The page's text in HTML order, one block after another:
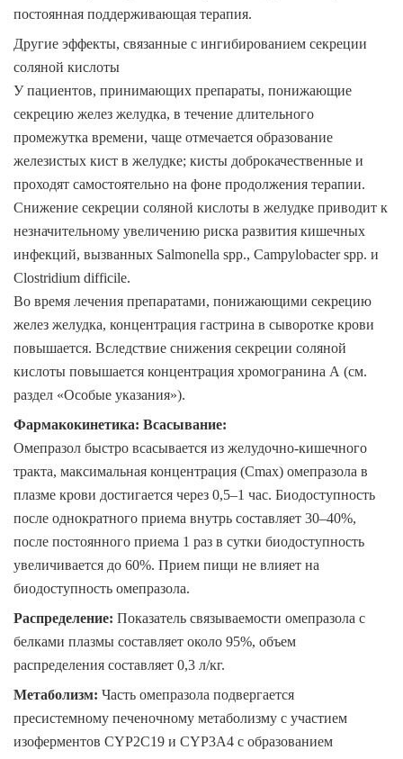
постоянная поддерживающая терапия.
Другие эффекты, связанные с ингибированием секреции
соляной кислоты
У пациентов, принимающих препараты, понижающие
секрецию желез желудка, в течение длительного
промежутка времени, чаще отмечается образование
железистых кист в желудке; кисты доброкачественные и
проходят самостоятельно на фоне продолжения терапии.
Снижение секреции соляной кислоты в желудке приводит к
незначительному увеличению риска развития кишечных
инфекций, вызванных Salmonella spp., Сampylobacter spp. и
Clostridium difficile.
Во время лечения препаратами, понижающими секрецию
желез желудка, концентрация гастрина в сыворотке крови
повышается. Вследствие снижения секреции соляной
кислоты повышается концентрация хромогранина А (см.
раздел «Особые указания»).
Фармакокинетика: Всасывание:
Омепразол быстро всасывается из желудочно-кишечного
тракта, максимальная концентрация (Cmax) омепразола в
плазме крови достигается через 0,5–1 час. Биодоступность
после однократного приема внутрь составляет 30–40%,
после постоянного приема 1 раз в сутки биодоступность
увеличивается до 60%. Прием пищи не влияет на
биодоступность омепразола.
Распределение: Показатель связываемости омепразола с
белками плазмы составляет около 95%, объем
распределения составляет 0,3 л/кг.
Метаболизм: Часть омепразола подвергается
пресистемному печеночному метаболизму с участием
изоферментов CYP2С19 и CYP3А4 с образованием